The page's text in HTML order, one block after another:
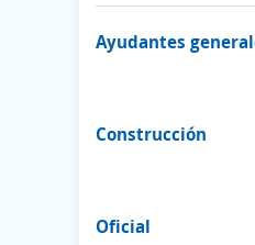
Ayudantes
Construcción
Oficial